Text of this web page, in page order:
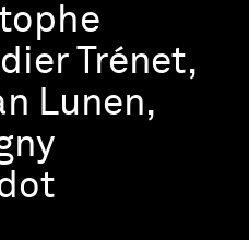
Trénet,
Lunen,